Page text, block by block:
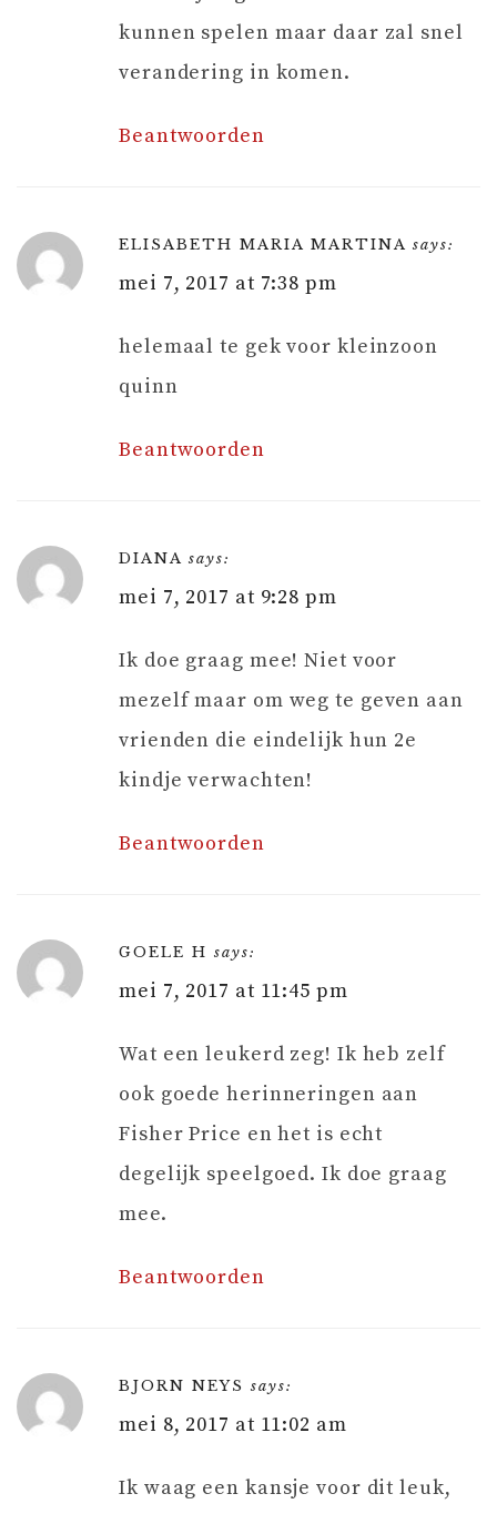
kunnen spelen maar daar zal snel
verandering in komen.
Beantwoorden
ELISABETH MARIA MARTINA says:
mei 7, 2017 at 7:38 pm
helemaal te gek voor kleinzoon
quinn
Beantwoorden
DIANA says:
mei 7, 2017 at 9:28 pm
Ik doe graag mee! Niet voor
mezelf maar om weg te geven aan
vrienden die eindelijk hun 2e
kindje verwachten!
Beantwoorden
GOELE H says:
mei 7, 2017 at 11:45 pm
Wat een leukerd zeg! Ik heb zelf
ook goede herinneringen aan
Fisher Price en het is echt
degelijk speelgoed. Ik doe graag
mee.
Beantwoorden
BJORN NEYS says:
mei 8, 2017 at 11:02 am
Ik waag een kansje voor dit leuk,